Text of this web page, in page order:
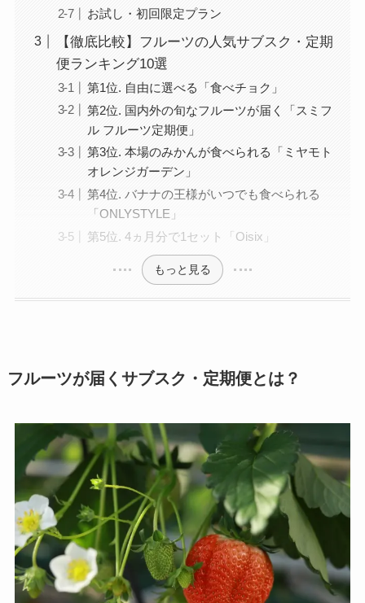
お試し・初回限定プラン
【徹底比較】フルーツの人気サブスク・定期
便ランキング10選
第1位. 自由に選べる「食べチョク」
第2位. 国内外の旬なフルーツが届く「スミフ
ル フルーツ定期便」
第3位. 本場のみかんが食べられる「ミヤモト
オレンジガーデン」
第4位. バナナの王様がいつでも食べられる
「ONLYSTYLE」
第5位. 4ヵ月分で1セット「Oisix」
もっと見る
フルーツが届くサブスク・定期便とは？